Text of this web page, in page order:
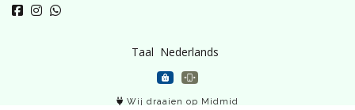
Taal
Wij draaien op Midmid